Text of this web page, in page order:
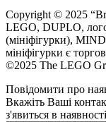
Copyright © 2025
LEGO, DUPLO,
(мініфігурки),
мініфігурки є
©2025 The LEGO
Повідомити про
кажіть Ваші
з'явиться в наявності